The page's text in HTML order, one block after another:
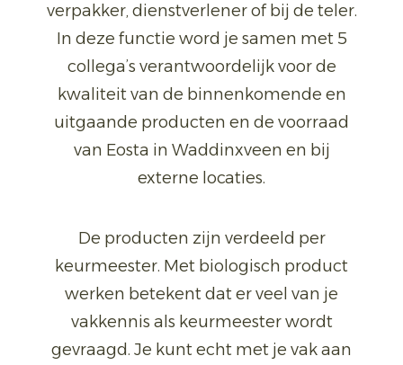
verpakker, dienstverlener of bij de teler.
In deze functie word je samen met 5
collega’s verantwoordelijk voor de
kwaliteit van de binnenkomende en
uitgaande producten en de voorraad
van Eosta in Waddinxveen en bij
externe locaties.
De producten zijn verdeeld per
keurmeester. Met biologisch product
werken betekent dat er veel van je
vakkennis als keurmeester wordt
gevraagd. Je kunt echt met je vak aan